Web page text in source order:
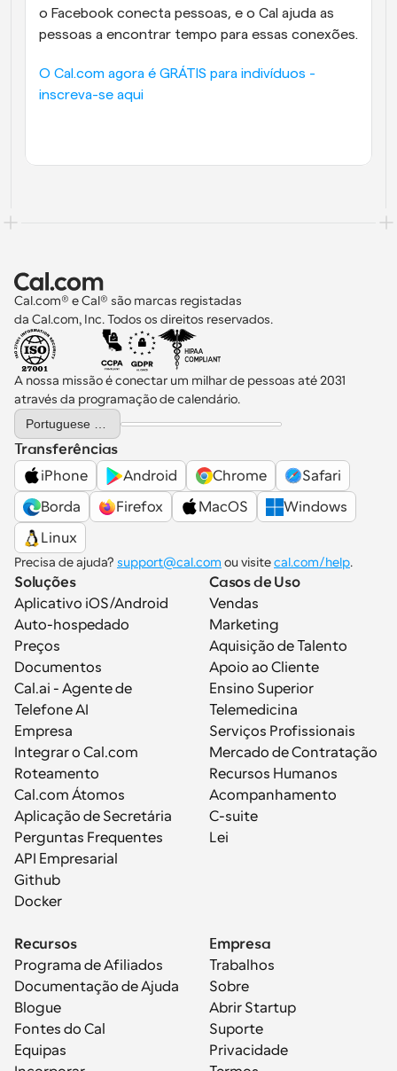
o Facebook conecta pessoas, e o Cal ajuda as
pessoas a encontrar tempo para essas conexões.
O Cal.com agora é GRÁTIS para indivíduos -
inscreva-se aqui
Cal.com® e Cal® são marcas registadas
da Cal.com, Inc. Todos os direitos reservados.
A nossa missão é conectar um milhar de pessoas até 2031
através da programação de calendário.
Select Language
Transferências
iPhone
Android Chrome
Safari
Borda
Firefox MacOS
Windows
Linux
Precisa de ajuda? support@cal.com ou visite cal.com/help.
Soluções
Aplicativo iOS/Android
Auto-hospedado
Preços
Documentos
Cal.ai - Agente de
Telefone AI
Empresa
Integrar o Cal.com
Roteamento
Cal.com Átomos
Aplicação de Secretária
Perguntas Frequentes
API Empresarial
Github
Docker
Casos de Uso
Vendas
Marketing
Aquisição de Talento
Apoio ao Cliente
Ensino Superior
Telemedicina
Serviços Profissionais
Mercado de Contratação
Recursos Humanos
Acompanhamento
C-suite
Lei
Recursos
Programa de Afiliados
Documentação de Ajuda
Blogue
Fontes do Cal
Equipas
Empresa
Trabalhos
Sobre
Abrir Startup
Suporte
Privacidade